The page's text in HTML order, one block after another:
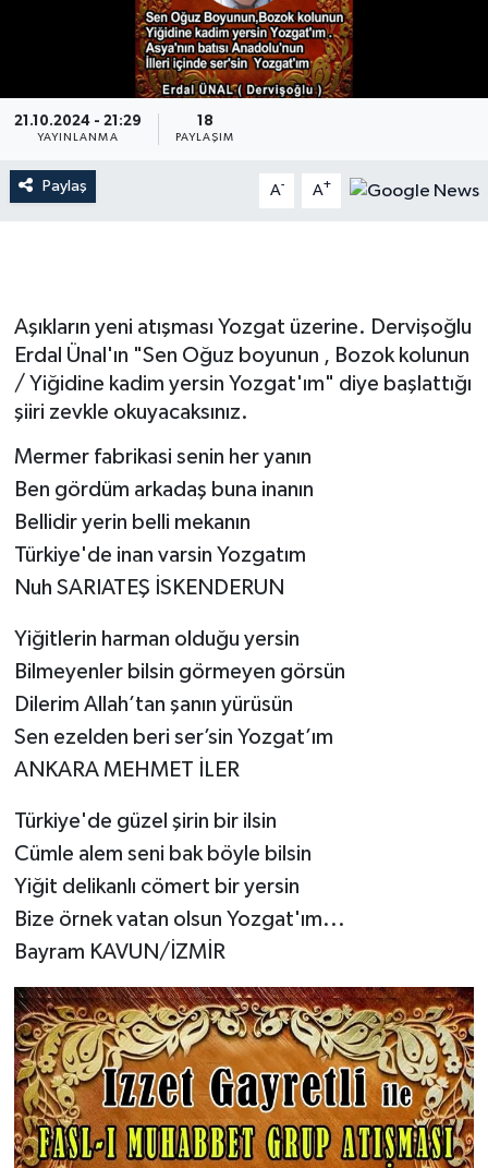
21.10.2024 - 21:29
YAYINLANMA
18
PAYLAŞIM
Paylaş A- A+
Aşıkların yeni atışması Yozgat üzerine. Dervişoğlu
Erdal Ünal'ın "Sen Oğuz boyunun , Bozok kolunun
/ Yiğidine kadim yersin Yozgat'ım" diye başlattığı
şiiri zevkle okuyacaksınız.
Mermer fabrikasi senin her yanın
Ben gördüm arkadaş buna inanın
Bellidir yerin belli mekanın
Türkiye'de inan varsin Yozgatım
Nuh SARIATEŞ İSKENDERUN
Yiğitlerin harman olduğu yersin
Bilmeyenler bilsin görmeyen görsün
Dilerim Allah’tan şanın yürüsün
Sen ezelden beri ser’sin Yozgat’ım
ANKARA MEHMET İLER
Türkiye'de güzel şirin bir ilsin
Cümle alem seni bak böyle bilsin
Yiğit delikanlı cömert bir yersin
Bize örnek vatan olsun Yozgat'ım...
Bayram KAVUN/İZMİR
İLÇE HABERLERİ
KÜLTÜR-SANAT
DÜNYA
MAGAZİN
KADIN-AİLE
YEREL YÖNETİM
MEDYA
SEÇİM 2011
ÜÇÜNCÜ SAYFA
BİLİMNET
Yemek
SİVİL TOPLUM
SEÇİM 2014
ÇEK GÖNDER
KİTAP
HEDEF2020
OTOMOBİL
MİZAH